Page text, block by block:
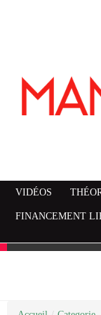
VIDÉOS
FINANCEMENT